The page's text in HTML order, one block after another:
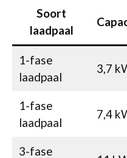
Soort
laadpaal
1-fase
laadpaal
3,7
1-fase
laadpaal
7,4
3-fase